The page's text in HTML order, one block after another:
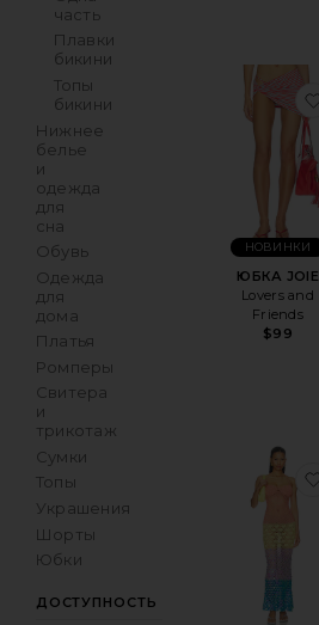
часть
Плавки
бикини
Топы
бикини
Нижнее
белье
и
одежда
для
сна
Обувь
Одежда
для
дома
Платья
Ромперы
Свитера
и
трикотаж
Сумки
Топы
Украшения
Шорты
Юбки
ДОСТУПНОСТЬ
ЮБКА JOIE
Lovers and
Friends
$99
НОВИНКИ